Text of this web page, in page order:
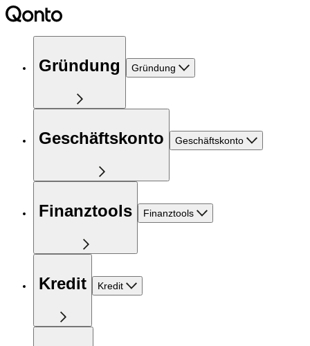
Gründung Gründung
Geschäftskonto Geschäftskonto
Finanztools Finanztools
Kredit Kredit